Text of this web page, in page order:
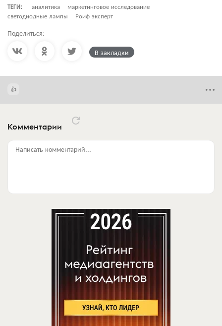
ТЕГИ:
аналитика
маркетинговое исследование
светодиодные лампы
Роиф эксперт
Поделиться:
В закладки
Комментарии
Написать комментарий...